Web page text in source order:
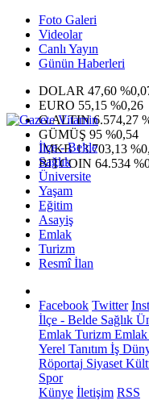
Foto Galeri
Videolar
Canlı Yayın
Günün Haberleri
DOLAR 47,60
EURO 55,15 %0,26
G.ALTIN6.574,27
GÜMÜŞ 95 %0,54
IMKB13.703,13
BITCOIN 64.534
İlçe - Belde
Sağlık
Üniversite
Yaşam
Eğitim
Asayiş
Emlak
Turizm
Resmî İlan
Facebook Twitter
İlçe - Belde Sağlık
Emlak Turizm Emlak
Yerel Tanıtım İş
Röportaj Siyaset
Spor
Künye İletişim RSS